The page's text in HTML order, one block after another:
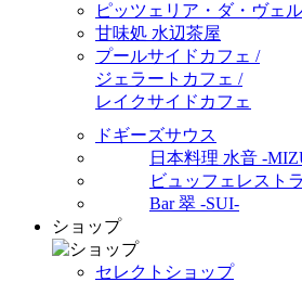
ピッツェリア・ダ・ヴェ
甘味処 水辺茶屋
プールサイドカフェ /
ジェラートカフェ /
レイクサイドカフェ
ドギーズサウス
日本料理 水音 -
ビュッフェレスト
Bar 翠 -SUI-
ショップ
セレクトショップ